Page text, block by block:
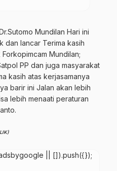
Mundilan Hari ini
dan lancar Terima kasih
Mundilan;
PP dan juga masyarakat
kasih atas kerjasamanya
barir ini Jalan akan lebih
lebih menaati peraturan
|| []).push({});